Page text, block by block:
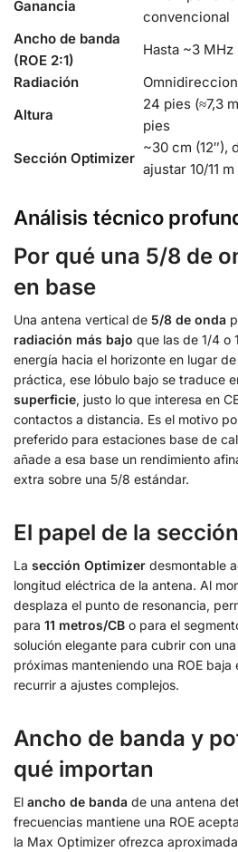
Ganancia
convencional
Ancho de banda
(ROE 2:1)
Hasta ~3 MHz
Radiación
Altura
24 pies (≈7,3
pies
Sección Optimizer
~30 cm (12″),
ajustar 10/11 m
Análisis técnico
Por qué una 5/8 de
en base
Una antena vertical de 5/8 de onda
radiación más bajo que las de 1/4 o
energía hacia el horizonte en lugar
práctica, ese lóbulo bajo se traduce
superficie, justo lo que interesa en
contactos a distancia. Es el motivo
preferido para estaciones base de
añade a esa base un rendimiento
extra sobre una 5/8 estándar.
El papel de la
La sección Optimizer desmontable
longitud eléctrica de la antena. Al
desplaza el punto de resonancia,
para 11 metros/CB o para el
solución elegante para cubrir con
próximas manteniendo una ROE
recurrir a ajustes complejos.
Ancho de banda y
qué importan
El ancho de banda de una antena
frecuencias mantiene una ROE
la Max Optimizer ofrezca